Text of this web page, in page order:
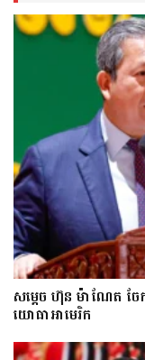
សម្តេច ហ៊ុន ម៉ាណែត ច
យោ​ធា​អាមេរិក